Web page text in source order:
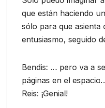
que están haciendo
sólo para que asienta
entusiasmo, seguido
Bendis: … pero va a
páginas en el
Reis: ¡Genial!